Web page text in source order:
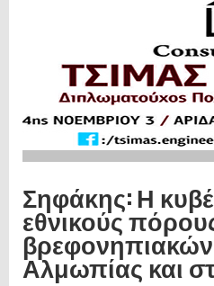
Σηφάκης: Η
εθνικούς
Αλμωπίας και